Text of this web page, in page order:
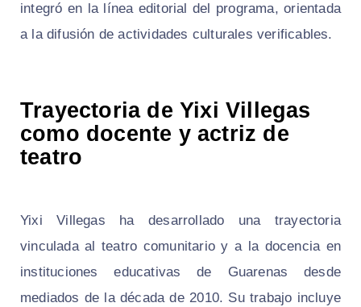
integró en la línea editorial del programa, orientada
a la difusión de actividades culturales verificables.
Trayectoria de Yixi Villegas
como docente y actriz de
teatro
Yixi Villegas ha desarrollado una trayectoria
vinculada al teatro comunitario y a la docencia en
instituciones educativas de Guarenas desde
mediados de la década de 2010. Su trabajo incluye